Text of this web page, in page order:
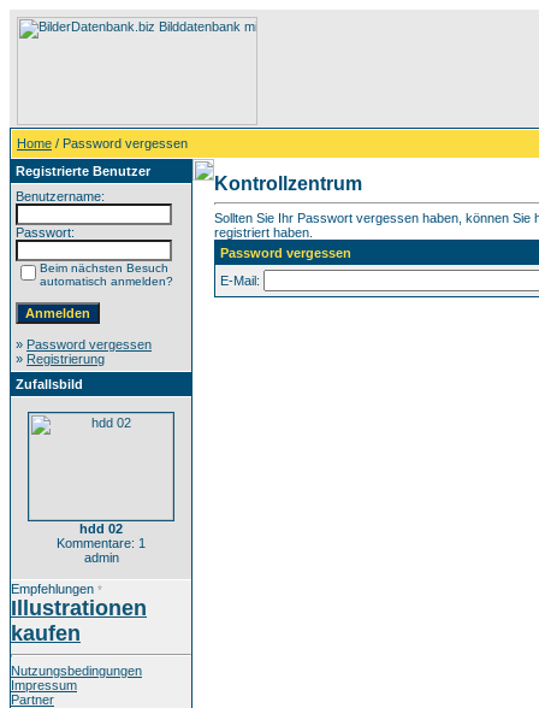
Home / Password vergessen
Registrierte Benutzer
Benutzername:
Passwort:
Beim nächsten Besuch
automatisch anmelden?
» Password vergessen
» Registrierung
Zufallsbild
hdd 02
Kommentare: 1
admin
Empfehlungen *
Illustrationen
kaufen
Nutzungsbedingungen
Impressum
Partner
Kontrollzentrum
Sollten Sie Ihr Passwort vergessen haben, können
registriert haben.
Password vergessen
E-Mail: